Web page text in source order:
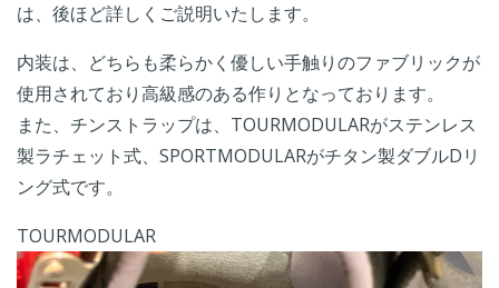
は、後ほど詳しくご説明いたします。
内装は、どちらも柔らかく優しい手触りのファブリックが
使用されており高級感のある作りとなっております。
また、チンストラップは、TOURMODULARがステンレス
製ラチェット式、SPORTMODULARがチタン製ダブルDリ
ング式です。
TOURMODULAR